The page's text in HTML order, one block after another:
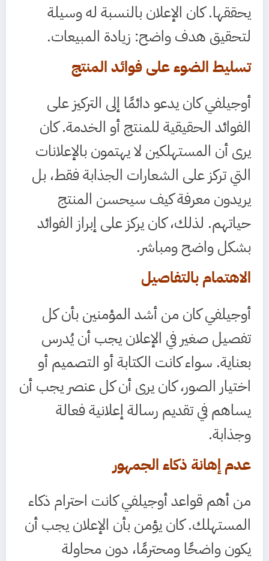
يحققها. كان الإعلان بالنسبة له وسيلة
لتحقيق هدف واضح: زيادة المبيعات.
تسليط الضوء على فوائد المنتج
أوجيلفي كان يدعو دائمًا إلى التركيز على
الفوائد الحقيقية للمنتج أو الخدمة. كان
يرى أن المستهلكين لا يهتمون بالإعلانات
التي تركز على الشعارات الجذابة فقط، بل
يريدون معرفة كيف سيحسن المنتج
حياتهم. لذلك، كان يركز على إبراز الفوائد
بشكل واضح ومباشر.
الاهتمام بالتفاصيل
أوجيلفي كان من أشد المؤمنين بأن كل
تفصيل صغير في الإعلان يجب أن يُدرس
بعناية. سواء كانت الكتابة أو التصميم أو
اختيار الصور، كان يرى أن كل عنصر يجب أن
يساهم في تقديم رسالة إعلانية فعالة
وجذابة.
عدم إهانة ذكاء الجمهور
من أهم قواعد أوجيلفي كانت احترام ذكاء
المستهلك. كان يؤمن بأن الإعلان يجب أن
يكون واضحًا ومحترمًا، دون محاولة